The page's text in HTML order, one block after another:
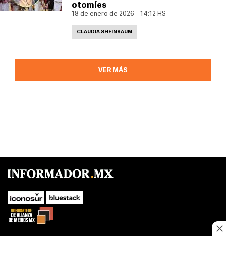
otomíes
18 de enero de 2026 - 14:12 HS
CLAUDIA SHEINBAUM
VER MÁS